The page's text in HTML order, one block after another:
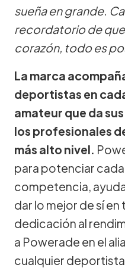
sueña en grande.
recordatorio de
corazón, todo es
La marca
deportistas en
amateur que da
los profesionales
más alto nivel.
para potenciar
competencia,
dar lo mejor de sí
dedicación al
a Powerade en el
cualquier